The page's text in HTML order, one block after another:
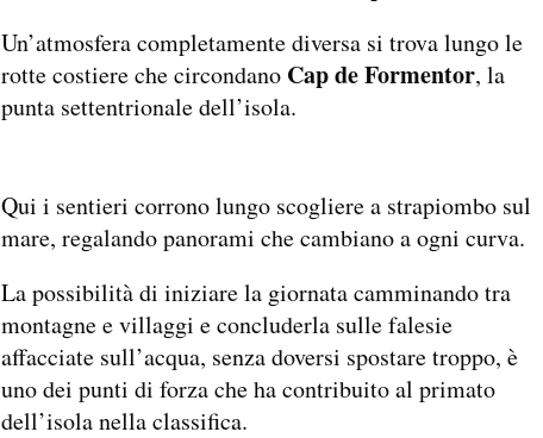
Un’atmosfera completamente diversa si trova lungo le
rotte costiere che circondano Cap de Formentor, la
punta settentrionale dell’isola.
Qui i sentieri corrono lungo scogliere a strapiombo sul
mare, regalando panorami che cambiano a ogni curva.
La possibilità di iniziare la giornata camminando tra
montagne e villaggi e concluderla sulle falesie
affacciate sull’acqua, senza doversi spostare troppo, è
uno dei punti di forza che ha contribuito al primato
dell’isola nella classifica.